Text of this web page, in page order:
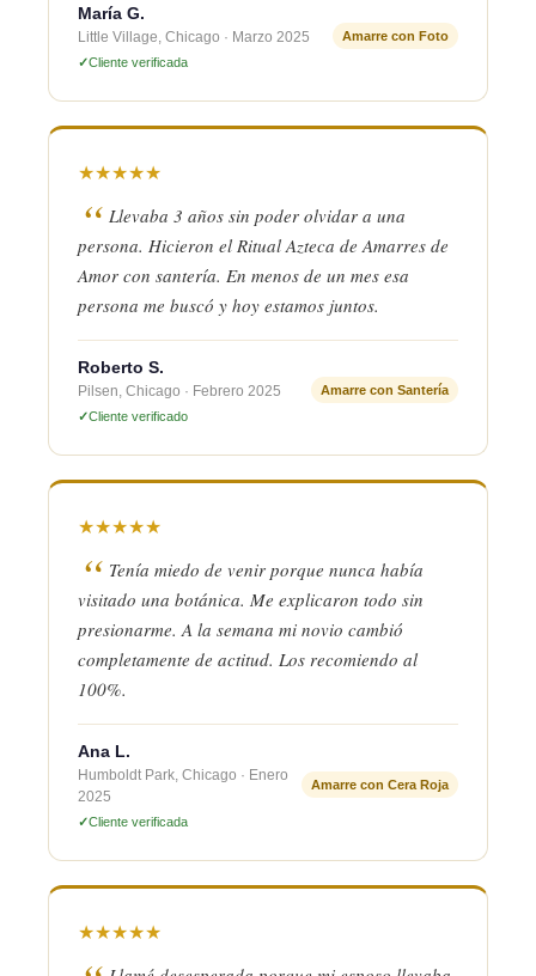
María G.
Little Village, Chicago · Marzo 2025
Cliente verificada
Amarre con Foto
★★★★★
Llevaba 3 años sin poder olvidar a una
persona. Hicieron el Ritual Azteca de Amarres de
Amor con santería. En menos de un mes esa
persona me buscó y hoy estamos juntos.
Roberto S.
Pilsen, Chicago · Febrero 2025
Cliente verificado
Amarre con Santería
★★★★★
Tenía miedo de venir porque nunca había
visitado una botánica. Me explicaron todo sin
presionarme. A la semana mi novio cambió
completamente de actitud. Los recomiendo al
100%.
Ana L.
Humboldt Park, Chicago · Enero
2025
Cliente verificada
Amarre con Cera Roja
★★★★★